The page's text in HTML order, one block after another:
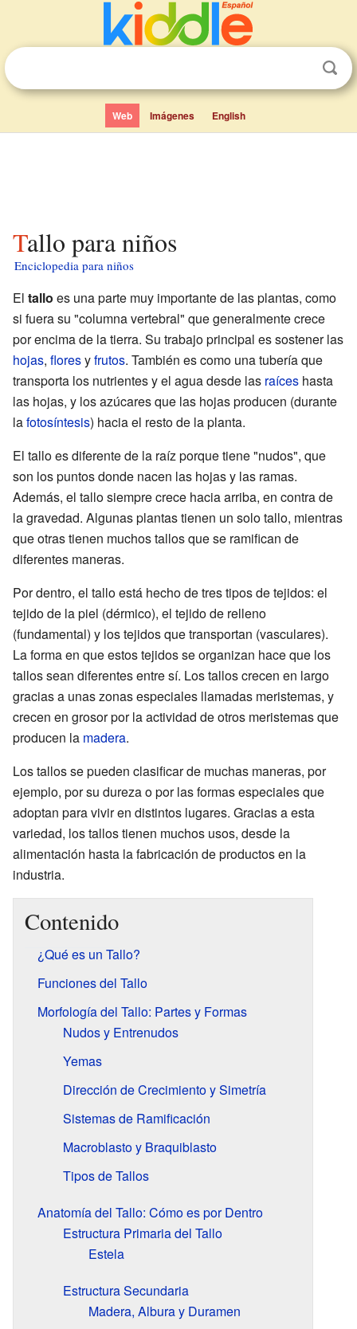
Web Imágenes English
Tallo para niños
Enciclopedia para niños
El tallo es una parte muy importante de las plantas, como
si fuera su "columna vertebral" que generalmente crece
por encima de la tierra. Su trabajo principal es sostener las
hojas, floresyfrutos. También es como una tubería que
transporta los nutrientes y el agua desde las raíces hasta
las hojas, y los azúcares que las hojas producen (durante
lafotosíntesis) hacia el resto de la planta.
El tallo es diferente de la raíz porque tiene "nudos", que
son los puntos donde nacen las hojas y las ramas.
Además, el tallo siempre crece hacia arriba, en contra de
la gravedad. Algunas plantas tienen un solo tallo, mientras
que otras tienen muchos tallos que se ramifican de
diferentes maneras.
Por dentro, el tallo está hecho de tres tipos de tejidos: el
tejido de la piel (dérmico), el tejido de relleno
(fundamental) y los tejidos que transportan (vasculares).
La forma en que estos tejidos se organizan hace que los
tallos sean diferentes entre sí. Los tallos crecen en largo
gracias a unas zonas especiales llamadas meristemas, y
crecen en grosor por la actividad de otros meristemas que
producen la madera.
Los tallos se pueden clasificar de muchas maneras, por
ejemplo, por su dureza o por las formas especiales que
adoptan para vivir en distintos lugares. Gracias a esta
variedad, los tallos tienen muchos usos, desde la
alimentación hasta la fabricación de productos en la
industria.
Contenido
¿Qué es un Tallo?
Funciones del Tallo
Morfología del Tallo: Partes y Formas
Nudos y Entrenudos
Yemas
Dirección de Crecimiento y Simetría
Sistemas de Ramificación
Macroblasto y Braquiblasto
Tipos de Tallos
Anatomía del Tallo: Cómo es por Dentro
Estructura Primaria del Tallo
Estela
Estructura Secundaria
Madera, Albura y Duramen